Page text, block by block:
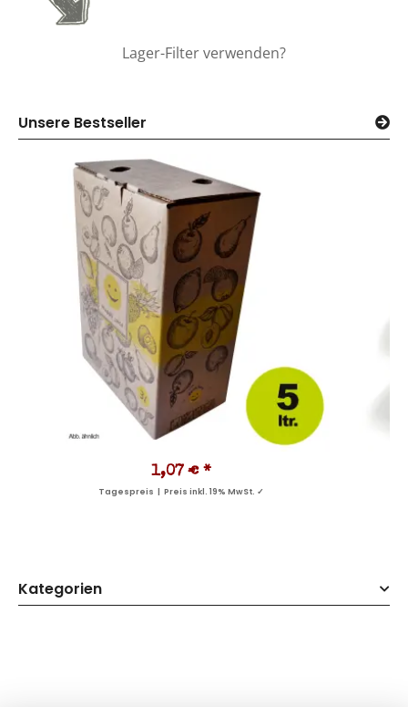
Lager-Filter verwenden?
Unsere Bestseller
1,07 € *
Tagespreis | Preis inkl. 19% MwSt. ✓
Kategorien